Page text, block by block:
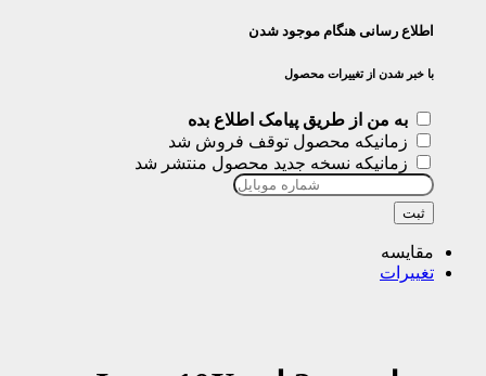
اطلاع رسانی هنگام موجود شدن
با خبر شدن از تغییرات محصول
به من از طریق پیامک اطلاع بده
زمانیکه محصول توقف فروش شد
زمانیکه نسخه جدید محصول منتشر شد
ثبت
مقایسه
تغییرات